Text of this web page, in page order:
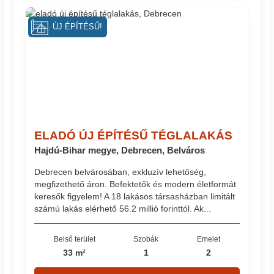
ELADÓ ÚJ ÉPÍTÉSŰ TÉGLALAKÁS
Hajdú-Bihar megye, Debrecen, Belváros
Debrecen belvárosában, exkluzív lehetőség,
megfizethető áron. Befektetők és modern életformát
keresők figyelem! A 18 lakásos társasházban limitált
számú lakás elérhető 56.2 millió forinttól. Ak...
Belső terület
33 m²
Szobák
1
Emelet
2
ÚJ ÉPÍTÉSŰ!